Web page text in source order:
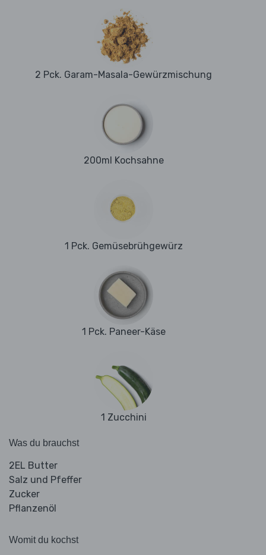
2 Pck. Garam-Masala-Gewürzmischung
200ml Kochsahne
1 Pck. Gemüsebrühgewürz
1 Pck. Paneer-Käse
1 Zucchini
Was du brauchst
2EL Butter
Salz und Pfeffer
Zucker
Pflanzenöl
Womit du kochst